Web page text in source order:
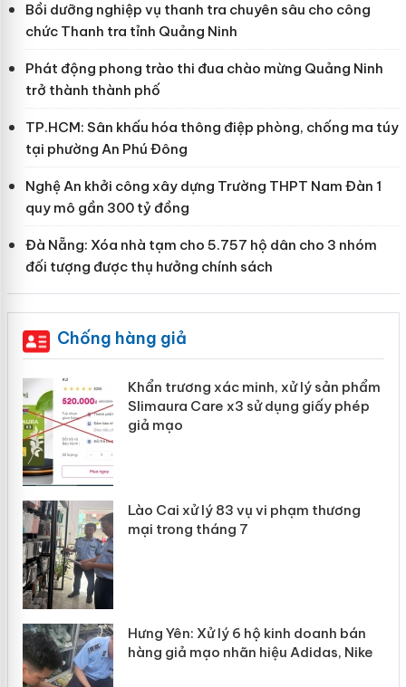
Bồi dưỡng nghiệp vụ thanh tra chuyên sâu cho công
chức Thanh tra tỉnh Quảng Ninh
Phát động phong trào thi đua chào mừng Quảng Ninh
trở thành thành phố
TP.HCM: Sân khấu hóa thông điệp phòng, chống ma túy
tại phường An Phú Đông
Nghệ An khởi công xây dựng Trường THPT Nam Đàn 1
quy mô gần 300 tỷ đồng
Đà Nẵng: Xóa nhà tạm cho 5.757 hộ dân cho 3 nhóm
đối tượng được thụ hưởng chính sách
Chống hàng giả
Khẩn trương xác minh, xử lý sản phẩm
Slimaura Care x3 sử dụng giấy phép
giả mạo
Lào Cai xử lý 83 vụ vi phạm thương
mại trong tháng 7
Hưng Yên: Xử lý 6 hộ kinh doanh bán
hàng giả mạo nhãn hiệu Adidas, Nike